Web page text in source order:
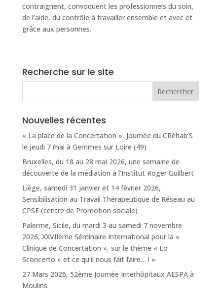
contraignent, convoquent les professionnels du soin,
de l’aide, du contrôle à travailler ensemble et avec et
grâce aux personnes.
Recherche sur le site
Nouvelles récentes
« La place de la Concertation », Journée du CRéhab’S
le jeudi 7 mai à Gemmes sur Loire (49)
Bruxelles, du 18 au 28 mai 2026, une semaine de
découverte de la médiation à l’Institut Roger Guilbert
Liège, samedi 31 janvier et 14 février 2026,
Sensibilisation au Travail Thérapeutique de Réseau au
CPSE (centre de Promotion sociale)
Palerme, Sicile, du mardi 3 au samedi 7 novembre
2026, XXVIIème Séminaire International pour la «
Clinique de Concertation », sur le thème « Lo
Sconcerto » et ce qu’il nous fait faire… ! »
27 Mars 2026, 52ème Journée Interhôpitaux AESPA à
Moulins